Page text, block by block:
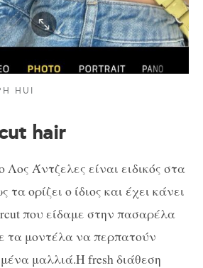
HUI
hair
Άντζελες είναι ειδικός στα
ορίζει ο ίδιος και έχει κάνει
που είδαμε στην πασαρέλα
τα μοντέλα να περπατούν
μαλλιά.Η fresh διάθεση